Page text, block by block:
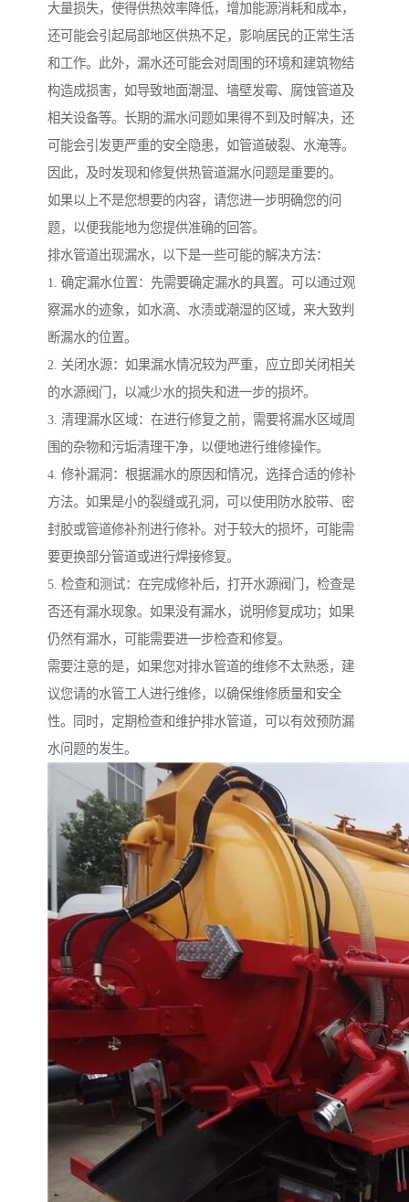
大量损失，使得供热效率降低，增加能源消耗和成本，
还可能会引起局部地区供热不足，影响居民的正常生活
和工作。此外，漏水还可能会对周围的环境和建筑物结
构造成损害，如导致地面潮湿、墙壁发霉、腐蚀管道及
相关设备等。长期的漏水问题如果得不到及时解决，还
可能会引发更严重的安全隐患，如管道破裂、水淹等。
因此，及时发现和修复供热管道漏水问题是重要的。
如果以上不是您想要的内容，请您进一步明确您的问
题，以便我能地为您提供准确的回答。
排水管道出现漏水，以下是一些可能的解决方法：
1. 确定漏水位置：先需要确定漏水的具置。可以通过观
察漏水的迹象，如水滴、水渍或潮湿的区域，来大致判
断漏水的位置。
2. 关闭水源：如果漏水情况较为严重，应立即关闭相关
的水源阀门，以减少水的损失和进一步的损坏。
3. 清理漏水区域：在进行修复之前，需要将漏水区域周
围的杂物和污垢清理干净，以便地进行维修操作。
4. 修补漏洞：根据漏水的原因和情况，选择合适的修补
方法。如果是小的裂缝或孔洞，可以使用防水胶带、密
封胶或管道修补剂进行修补。对于较大的损坏，可能需
要更换部分管道或进行焊接修复。
5. 检查和测试：在完成修补后，打开水源阀门，检查是
否还有漏水现象。如果没有漏水，说明修复成功；如果
仍然有漏水，可能需要进一步检查和修复。
需要注意的是，如果您对排水管道的维修不太熟悉，建
议您请的水管工人进行维修，以确保维修质量和安全
性。同时，定期检查和维护排水管道，可以有效预防漏
水问题的发生。